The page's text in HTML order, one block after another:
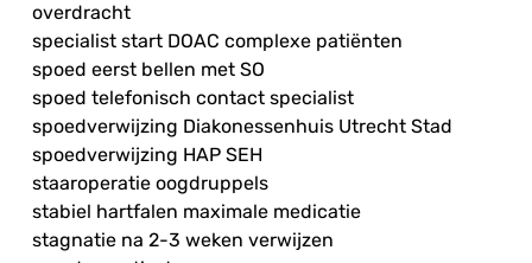
overdracht
specialist start DOAC complexe patiënten
spoed eerst bellen met SO
spoed telefonisch contact specialist
spoedverwijzing Diakonessenhuis Utrecht Stad
spoedverwijzing HAP SEH
staaroperatie oogdruppels
stabiel hartfalen maximale medicatie
stagnatie na 2-3 weken verwijzen